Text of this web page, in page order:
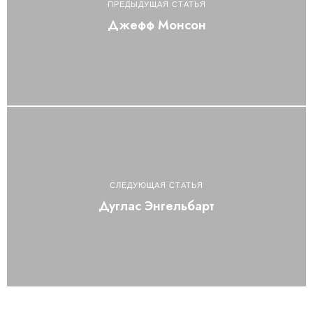
ПРЕДЫДУЩАЯ СТАТЬЯ
Джефф Монсон
СЛЕДУЮЩАЯ СТАТЬЯ
Дуглас Энгельбарт